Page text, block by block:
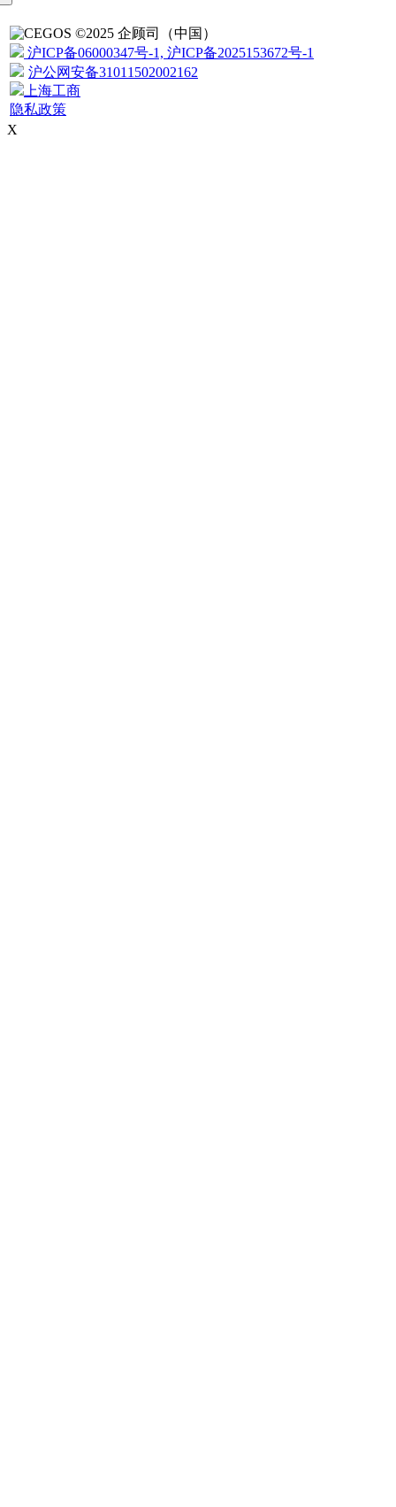
©2025 企顾司（中国）
沪ICP备06000347号-1, 沪ICP备2025153672号-1
沪公网安备31011502002162
上海工商
隐私政策
X